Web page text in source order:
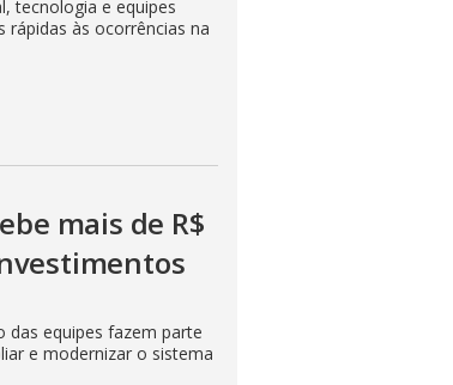
tecnologia e equipes
rápidas às ocorrências na
mais de R$
das equipes fazem parte
e modernizar o sistema